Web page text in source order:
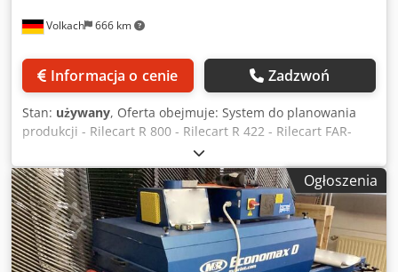
Volkach 666 km
Informacja o cenie Zadzwoń
Stan: używany, Oferta obejmuje: System do planowania
produkcji - Rilecart R 800 - Rilecart R 422 - Rilecart FAR-
5/55 MK2 Dwodpfx Amozru Sceaja - SETMASTER - Kugler
Kompleksowa obsługa Zadbamy o wszystko: od
bezpiecznego pakowania, przez transport, aż po odprawę
celną. Na życzenie przygotujemy również indywidualną
ofertę leasingu. Zrównoważone i ekonomiczne rozwiązanie
Wybierz używaną maszynę i skorzystaj podwójnie: zadbaj o
środowisko i swój budżet. Pomimo potencjalnych śladów
Ogłoszenia